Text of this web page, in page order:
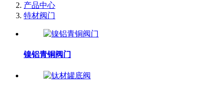
产品中心
特材阀门
镍铝青铜阀门